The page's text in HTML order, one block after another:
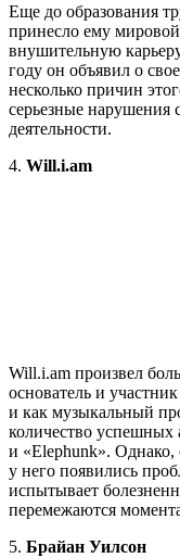
Еще до образования
принесло ему
внушительную
году он объявил о
несколько причин
серьезные нарушения
деятельности.
4. Will.i.am
Will.i.am произвел
основатель и
и как музыкальный
количество успешных
и «Elephunk». Однако,
у него появились
испытывает
перемежаются
5. Брайан Уилсон